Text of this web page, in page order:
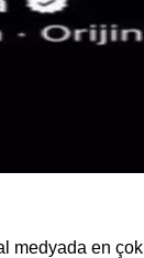
medyada en